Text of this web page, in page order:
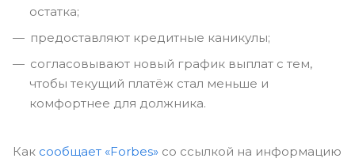
остатка;
предоставляют кредитные каникулы;
согласовывают новый график выплат с тем,
чтобы текущий платёж стал меньше и
комфортнее для должника.
Как сообщает «Forbes» со ссылкой на информацию